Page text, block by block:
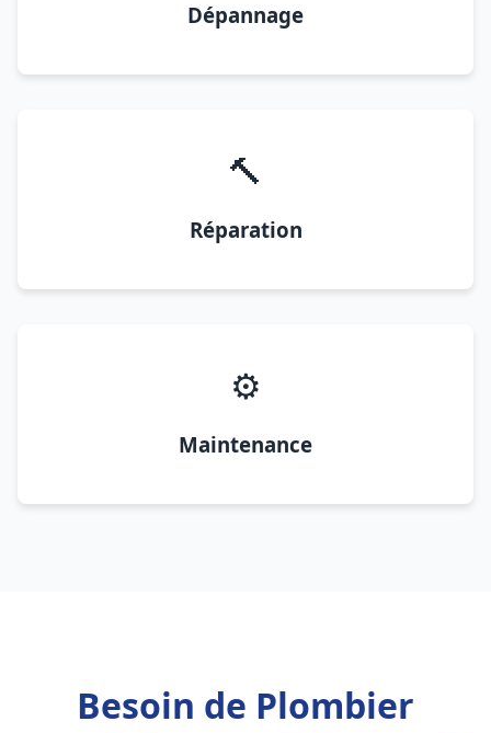
Dépannage
🔨
Réparation
⚙️
Maintenance
Besoin de Plombier